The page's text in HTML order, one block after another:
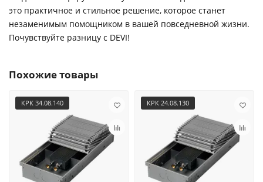
это практичное и стильное решение, которое станет
незаменимым помощником в вашей повседневной жизни.
Почувствуйте разницу с DEVI!
Похожие товары
КРК 34.08.140 КРК 24.08.130